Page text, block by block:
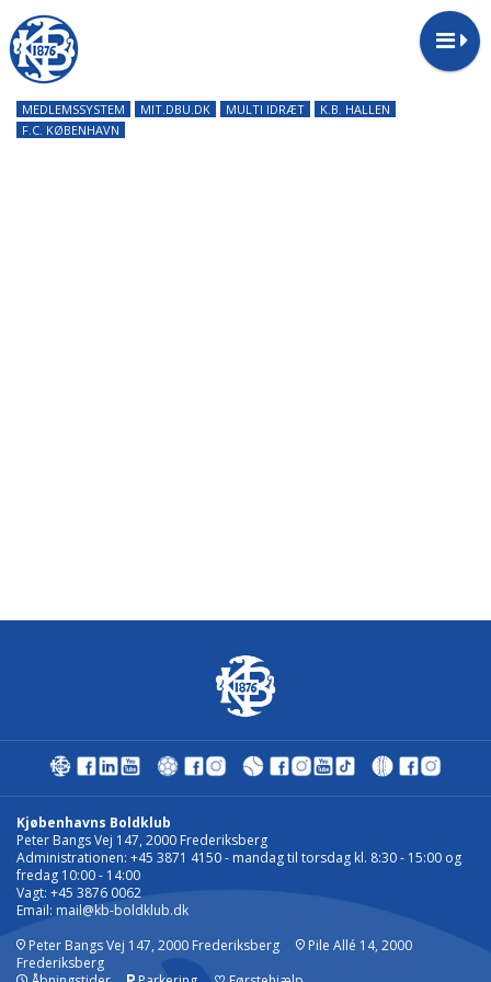
MEDLEMSSYSTEM MIT.DBU.DK MULTI IDRÆT
K.B. HALLEN
F.C. KØBENHAVN
Kjøbenhavns Boldklub
Peter Bangs Vej 147, 2000 Frederiksberg
Administrationen: +45 3871 4150 - mandag til torsdag kl. 8:30 - 15:00 og
fredag 10:00 - 14:00
Vagt: +45 3876 0062
Email: mail@kb-boldklub.dk
Peter Bangs Vej 147, 2000 Frederiksberg
Pile Allé 14, 2000
Frederiksberg